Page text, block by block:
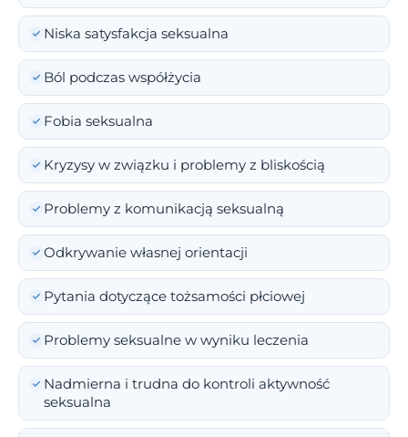
Niska satysfakcja seksualna
Ból podczas współżycia
Fobia seksualna
Kryzysy w związku i problemy z bliskością
Problemy z komunikacją seksualną
Odkrywanie własnej orientacji
Pytania dotyczące tożsamości płciowej
Problemy seksualne w wyniku leczenia
Nadmierna i trudna do kontroli aktywność
seksualna